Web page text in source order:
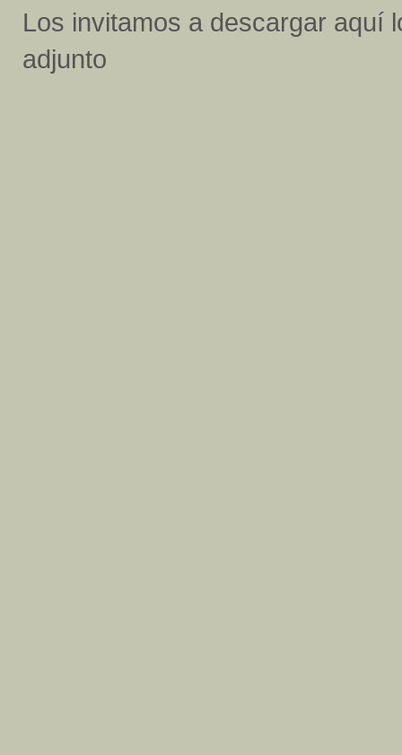
Los invitamos a descargar aquí
adjunto